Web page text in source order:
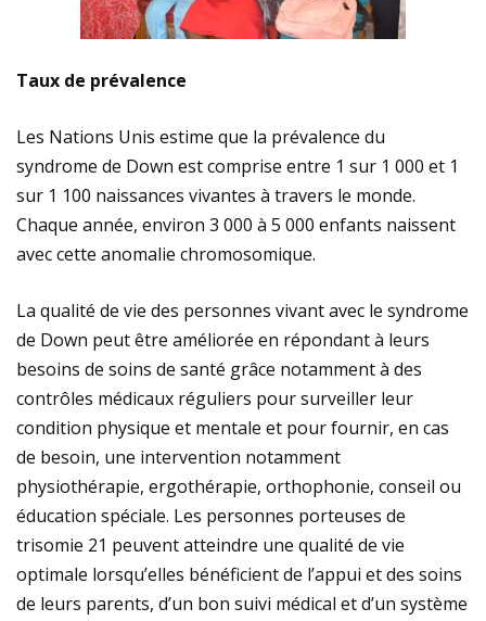
Taux de prévalence
Les Nations Unis estime que la prévalence du
syndrome de Down est comprise entre 1 sur 1 000 et 1
sur 1 100 naissances vivantes à travers le monde.
Chaque année, environ 3 000 à 5 000 enfants naissent
avec cette anomalie chromosomique.
La qualité de vie des personnes vivant avec le syndrome
de Down peut être améliorée en répondant à leurs
besoins de soins de santé grâce notamment à des
contrôles médicaux réguliers pour surveiller leur
condition physique et mentale et pour fournir, en cas
de besoin, une intervention notamment
physiothérapie, ergothérapie, orthophonie, conseil ou
éducation spéciale. Les personnes porteuses de
trisomie 21 peuvent atteindre une qualité de vie
optimale lorsqu’elles bénéficient de l’appui et des soins
de leurs parents, d’un bon suivi médical et d’un système